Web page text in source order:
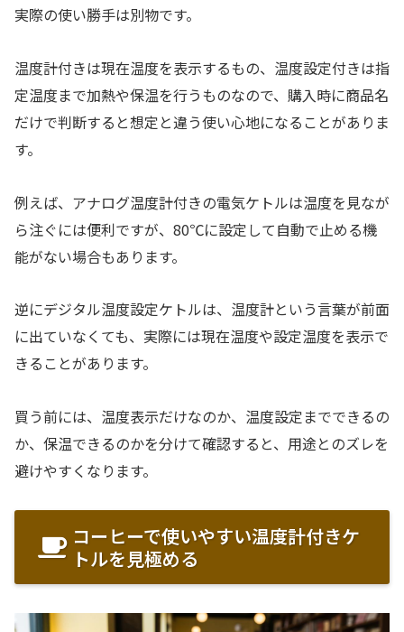
実際の使い勝手は別物です。
温度計付きは現在温度を表示するもの、温度設定付きは指
定温度まで加熱や保温を行うものなので、購入時に商品名
だけで判断すると想定と違う使い心地になることがありま
す。
例えば、アナログ温度計付きの電気ケトルは温度を見なが
ら注ぐには便利ですが、80℃に設定して自動で止める機
能がない場合もあります。
逆にデジタル温度設定ケトルは、温度計という言葉が前面
に出ていなくても、実際には現在温度や設定温度を表示で
きることがあります。
買う前には、温度表示だけなのか、温度設定までできるの
か、保温できるのかを分けて確認すると、用途とのズレを
避けやすくなります。
コーヒーで使いやすい温度計付きケ
トルを見極める